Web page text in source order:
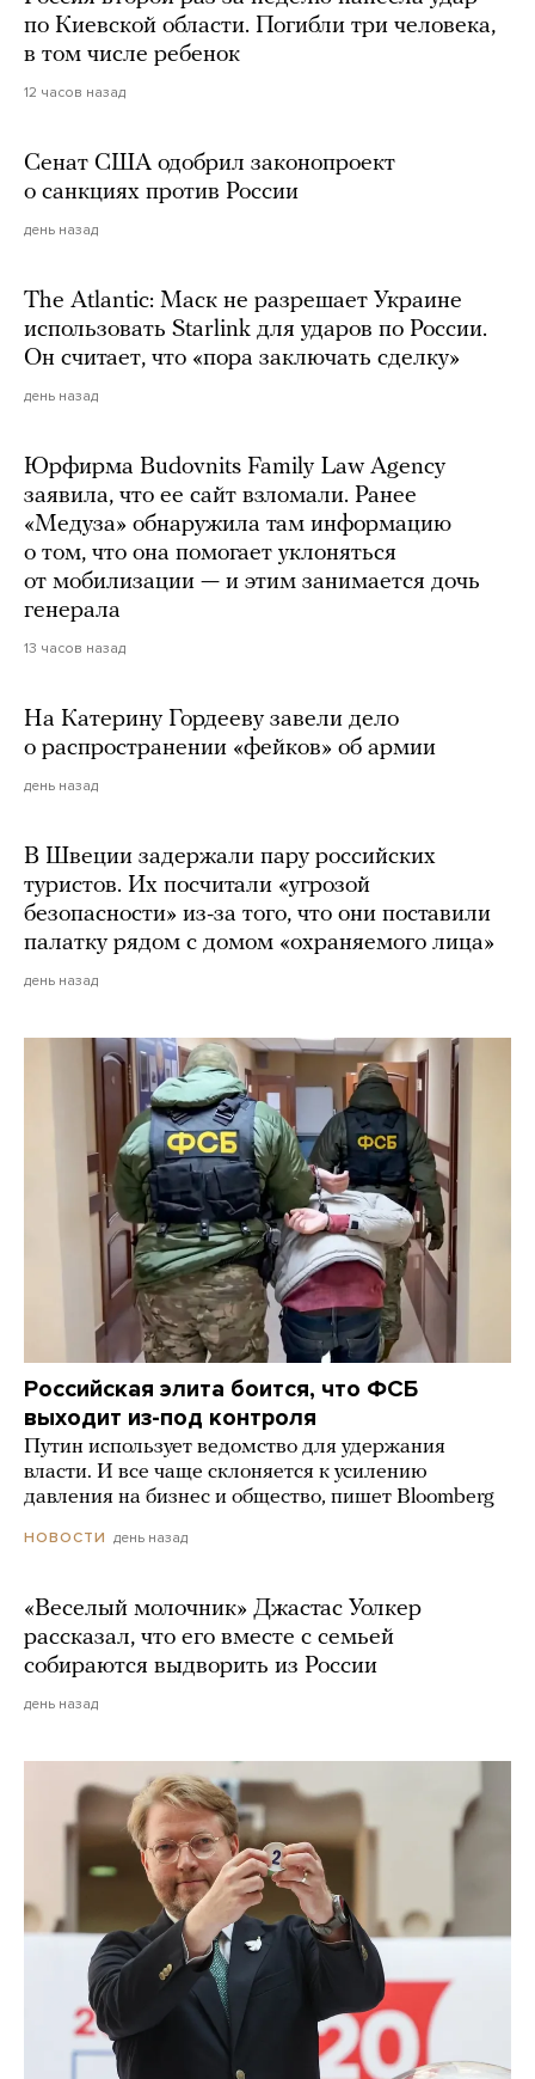
по Киевской области. Погибли три человека,
в том числе ребенок
12 часов назад
Сенат США одобрил законопроект
о санкциях против России
день назад
The Atlantic: Маск не разрешает Украине
использовать Starlink для ударов по России.
Он считает, что «пора заключать сделку»
день назад
Юрфирма Budovnits Family Law Agency
заявила, что ее сайт взломали. Ранее
«Медуза» обнаружила там информацию
о том, что она помогает уклоняться
от мобилизации — и этим занимается дочь
генерала
13 часов назад
На Катерину Гордееву завели дело
о распространении «фейков» об армии
день назад
В Швеции задержали пару российских
туристов. Их посчитали «угрозой
безопасности» из-за того, что они поставили
палатку рядом с домом «охраняемого лица»
день назад
Российская элита боится, что ФСБ
выходит из-под контроля
Путин использует ведомство для удержания
власти. И все чаще склоняется к усилению
давления на бизнес и общество, пишет Bloomberg
НОВОСТИ день назад
«Веселый молочник» Джастас Уолкер
рассказал, что его вместе с семьей
собираются выдворить из России
день назад